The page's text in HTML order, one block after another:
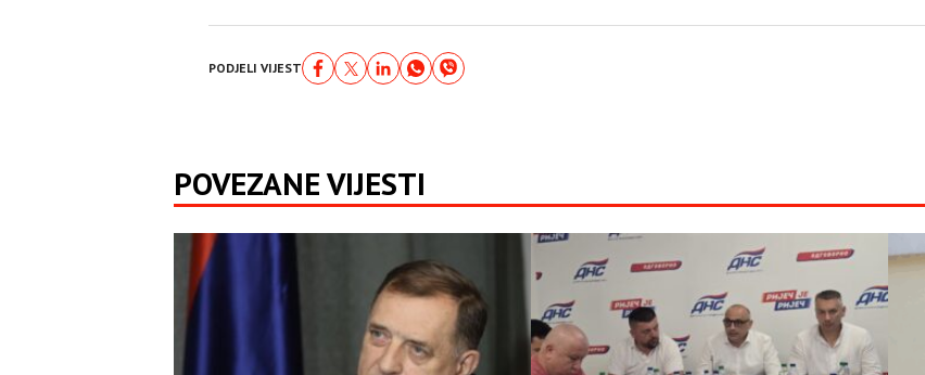
PODJELI VIJEST
POVEZANE VIJESTI